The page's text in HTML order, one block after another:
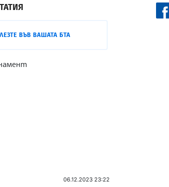
ВЪВ ВАШАТА БТА
06.12.2023 23:22